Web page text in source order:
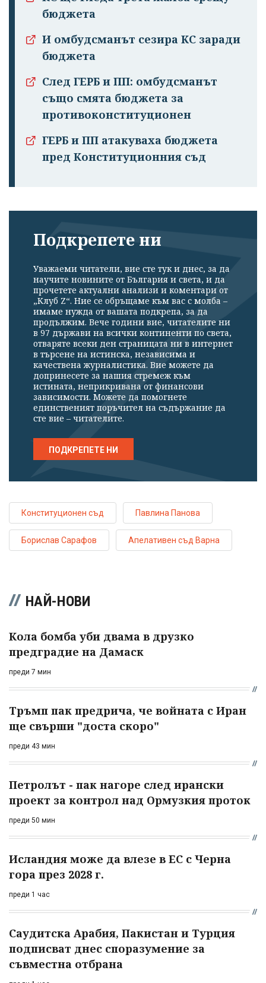
бюджета
И омбудсманът сезира КС заради
бюджета
След ГЕРБ и ПП: омбудсманът
също смята бюджета за
противоконституционен
ГЕРБ и ПП атакуваха бюджета
пред Конституционния съд
Подкрепете ни
Уважаеми читатели, вие сте тук и днес, за да
научите новините от България и света, и да
прочетете актуални анализи и коментари от
„Клуб Z“. Ние се обръщаме към вас с молба –
имаме нужда от вашата подкрепа, за да
продължим. Вече години вие, читателите ни
в 97 държави на всички континенти по света,
отваряте всеки ден страницата ни в интернет
в търсене на истинска, независима и
качествена журналистика. Вие можете да
допринесете за нашия стремеж към
истината, неприкривана от финансови
зависимости. Можете да помогнете
единственият поръчител на съдържание да
сте вие – читателите.
ПОДКРЕПЕТЕ НИ
Конституционен съд Павлина Панова
Борислав Сарафов Апелативен съд Варна
НАЙ-НОВИ
Кола бомба уби двама в друзко
предградие на Дамаск
преди 7 мин
Тръмп пак предрича, че войната с Иран
ще свърши "доста скоро"
преди 43 мин
Петролът - пак нагоре след ирански
проект за контрол над Ормузкия проток
преди 50 мин
Исландия може да влезе в ЕС с Черна
гора през 2028 г.
преди 1 час
Саудитска Арабия, Пакистан и Турция
подписват днес споразумение за
съвместна отбрана